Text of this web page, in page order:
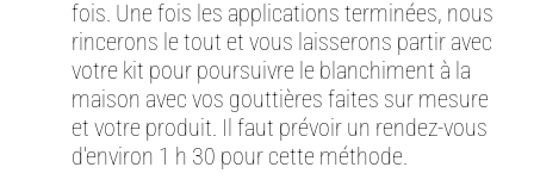
fois. Une fois les applications terminées, nous
rincerons le tout et vous laisserons partir avec
votre kit pour poursuivre le blanchiment à la
maison avec vos gouttières faites sur mesure
et votre produit. Il faut prévoir un rendez-vous
d’environ 1 h 30 pour cette méthode.